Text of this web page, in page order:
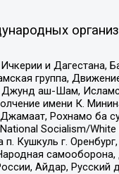
и Дагестана,
группа,
аш-Шам,
имени К.
Рохнамо ба
Socialism/White
Кушкуль г.
Айдар, Русский